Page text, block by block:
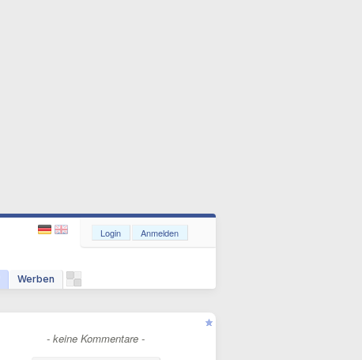
Werben
Login Anmelden
- keine Kommentare -